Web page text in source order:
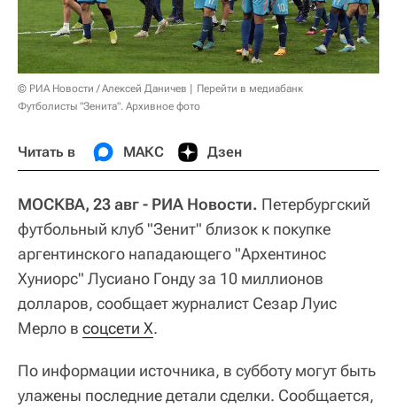
© РИА Новости / Алексей Даничев
Перейти в медиабанк
Футболисты "Зенита". Архивное фото
Читать в МАКС Дзен
МОСКВА, 23 авг - РИА Новости. Петербургский
футбольный клуб "Зенит" близок к покупке
аргентинского нападающего "Архентинос
Хуниорс" Лусиано Гонду за 10 миллионов
долларов, сообщает журналист Сезар Луис
Мерло в соцсети Х.
По информации источника, в субботу могут быть
улажены последние детали сделки. Сообщается,